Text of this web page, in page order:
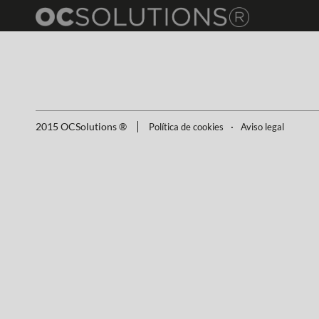
2015 OCSolutions ® Política de cookies · Aviso legal